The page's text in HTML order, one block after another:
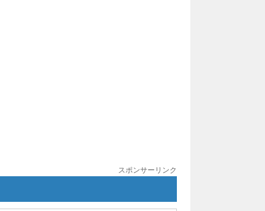
スポンサーリンク